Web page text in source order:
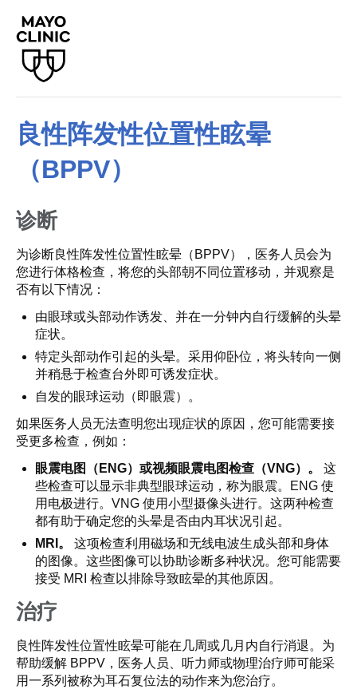
良性阵发性位置性眩晕
（BPPV）
诊断
为诊断良性阵发性位置性眩晕（BPPV），医务人员会为
您进行体格检查，将您的头部朝不同位置移动，并观察是
否有以下情况：
由眼球或头部动作诱发、并在一分钟内自行缓解的头晕
症状。
特定头部动作引起的头晕。采用仰卧位，将头转向一侧
并稍悬于检查台外即可诱发症状。
自发的眼球运动（即眼震）。
如果医务人员无法查明您出现症状的原因，您可能需要接
受更多检查，例如：
眼震电图（ENG）或视频眼震电图检查（VNG）。
这
些检查可以显示非典型眼球运动，称为眼震。ENG 使
用电极进行。VNG 使用小型摄像头进行。这两种检查
都有助于确定您的头晕是否由内耳状况引起。
MRI。
这项检查利用磁场和无线电波生成头部和身体
的图像。这些图像可以协助诊断多种状况。您可能需要
接受 MRI 检查以排除导致眩晕的其他原因。
治疗
良性阵发性位置性眩晕可能在几周或几月内自行消退。为
帮助缓解 BPPV，医务人员、听力师或物理治疗师可能采
用一系列被称为耳石复位法的动作来为您治疗。